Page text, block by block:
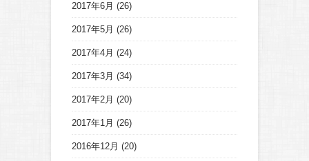
2017年6月 (26)
2017年5月 (26)
2017年4月 (24)
2017年3月 (34)
2017年2月 (20)
2017年1月 (26)
2016年12月 (20)